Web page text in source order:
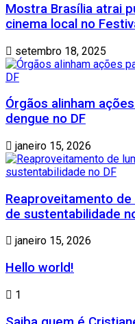
Mostra Brasília atrai
cinema local no
setembro 18, 2025
Órgãos alinham
dengue no DF
janeiro 15, 2026
Reaproveitamento
de sustentabilidade
janeiro 15, 2026
Hello world!
1